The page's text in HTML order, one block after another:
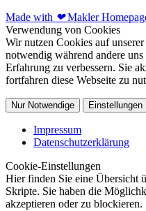
Made with ❤Makler
Verwendung von Cookies
Wir nutzen Cookies auf
notwendig während andere
Erfahrung zu verbessern. Sie
fortfahren diese Webseite zu
Nur Notwendige Einstellungen
Impressum
Datenschutzerklärung
Cookie-Einstellungen
Hier finden Sie eine Übersicht
Skripte. Sie haben die
akzeptieren oder zu blockieren.